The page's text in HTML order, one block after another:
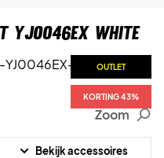
White
OUTLET
KORTING 43%
OUTLET
KORTING 43%
Zoom
Bekijk accessoires